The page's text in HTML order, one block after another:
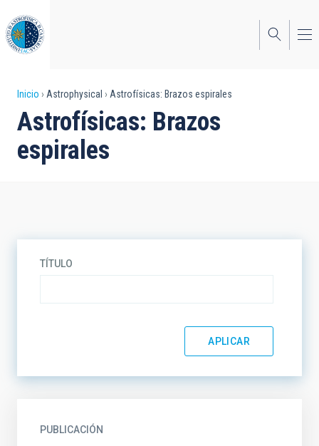
al
contenido
principal
Sobrescribir
enlaces
de
Inicio Astrophysical Astrofísicas: Brazos espirales
Astrofísicas: Brazos
espirales
TÍTULO
PUBLICACIÓN